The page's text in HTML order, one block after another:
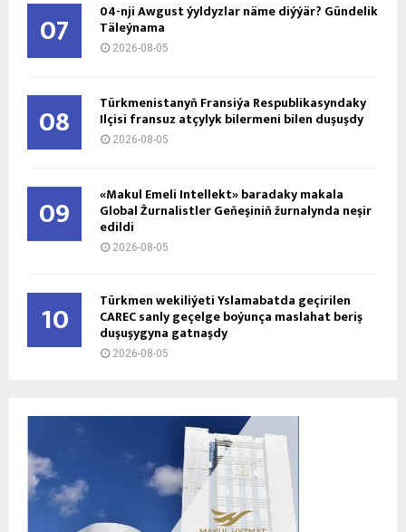
07 04-nji Awgust ýyldyzlar näme diýýär? Gündelik
Täleýnama
2026-08-05
08 Türkmenistanyň Fransiýa Respublikasyndaky
Ilçisi fransuz atçylyk bilermeni bilen duşuşdy
2026-08-05
09 «Makul Emeli Intellekt» baradaky makala
Global Žurnalistler Geňeşiniň žurnalynda neşir
edildi
2026-08-05
10 Türkmen wekiliýeti Yslamabatda geçirilen
CAREC sanly geçelge boýunça maslahat beriş
duşuşygyna gatnaşdy
2026-08-05